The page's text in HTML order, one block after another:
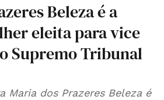
Beleza é a
eleita para vice
Supremo Tribunal
Maria dos Prazeres Beleza é